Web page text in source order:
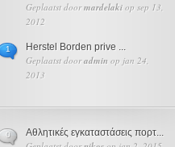
Geplaatst doormardelaki op sep 13,
2012
Herstel Borden prive ...
Geplaatst dooradmin op jan 24,
2013
1
Αθλητικές εγκαταστάσεις πορτ...
0